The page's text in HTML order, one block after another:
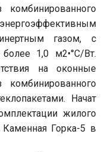
газом, с
1,0 м2•°С/Вт.
на оконные
Начат
жилого
Горка-5 в